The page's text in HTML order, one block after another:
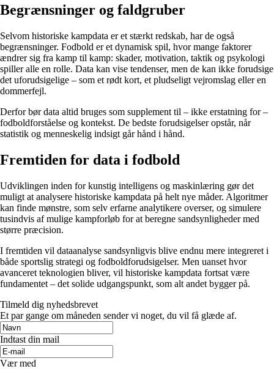
Begrænsninger og faldgruber
Selvom historiske kampdata er et stærkt redskab, har de også
begrænsninger. Fodbold er et dynamisk spil, hvor mange faktorer
ændrer sig fra kamp til kamp: skader, motivation, taktik og psykologi
spiller alle en rolle. Data kan vise tendenser, men de kan ikke forudsige
det uforudsigelige – som et rødt kort, et pludseligt vejromslag eller en
dommerfejl.
Derfor bør data altid bruges som supplement til – ikke erstatning for –
fodboldforståelse og kontekst. De bedste forudsigelser opstår, når
statistik og menneskelig indsigt går hånd i hånd.
Fremtiden for data i fodbold
Udviklingen inden for kunstig intelligens og maskinlæring gør det
muligt at analysere historiske kampdata på helt nye måder. Algoritmer
kan finde mønstre, som selv erfarne analytikere overser, og simulere
tusindvis af mulige kampforløb for at beregne sandsynligheder med
større præcision.
I fremtiden vil dataanalyse sandsynligvis blive endnu mere integreret i
både sportslig strategi og fodboldforudsigelser. Men uanset hvor
avanceret teknologien bliver, vil historiske kampdata fortsat være
fundamentet – det solide udgangspunkt, som alt andet bygger på.
Tilmeld dig nyhedsbrevet
Et par gange om måneden sender vi noget, du vil få glæde af.
Indtast din mail
Vær med